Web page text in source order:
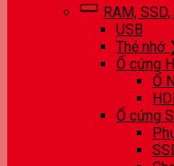
RAM,
USB
Thẻ nhớ
Ổ cứng
Ổ
Ổ cứng